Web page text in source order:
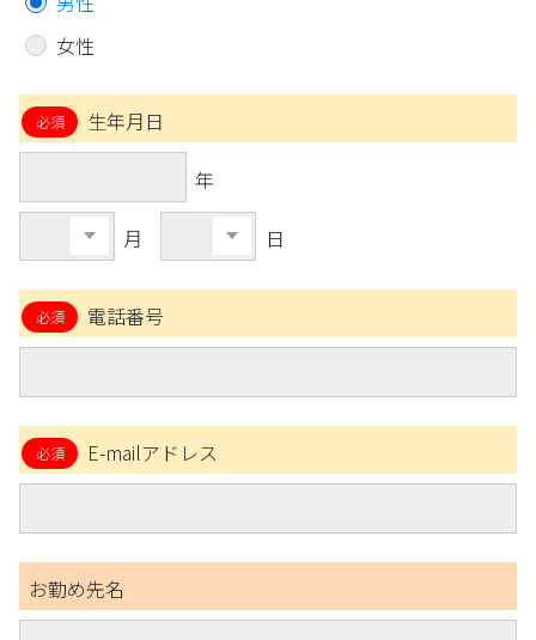
女性
生年月日
年
月 日
電話番号
E-mailアドレス
お勤め先名